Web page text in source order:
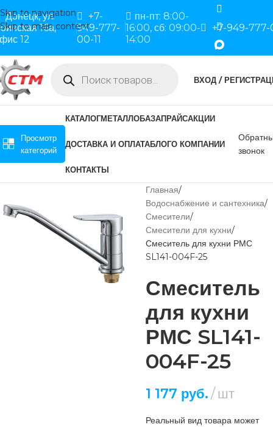
Skip to navigation
Skip to main content
Донецк, ул.
16а,
12
+7-
949-777-
00-11
пн-пт: 8:00-
16:00, сб: 09:00-
14:00
+7-949-777-
ВХОД /
Просмотр
категорий
КАТАЛОГМЕТАЛЛОБАЗАПРАЙСАКЦИИ
ДОСТАВКА И ОПЛАТАБЛОГО КОМПАНИИ
КОНТАКТЫ
звонок
Главная
Водоснабжение и сантехника
Смесители
Смесители для кухни
Смеситель для кухни РМС
SL141-004F-25
Смеситель
для кухни
РМС SL141-
004F-25
1 177 руб. шт
Реальный вид товара может